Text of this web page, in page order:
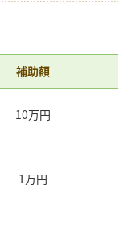
補助額
10万円
1万円